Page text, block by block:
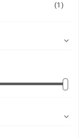
(1)

